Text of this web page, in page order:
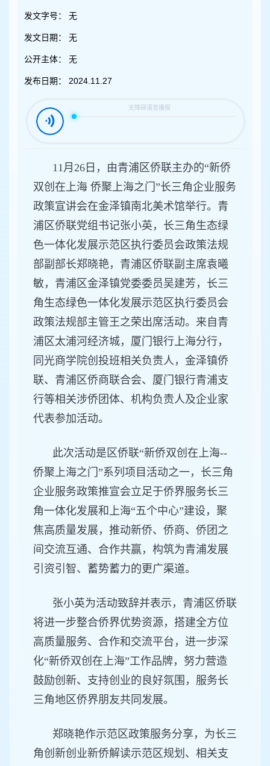
发文字号： 无
发文日期： 无
公开主体： 无
发布日期： 2024.11.27
11月26日，由青浦区侨联主办的“新侨
双创在上海 侨聚上海之门”长三角企业服务
政策宣讲会在金泽镇南北美术馆举行。青
浦区侨联党组书记张小英，长三角生态绿
色一体化发展示范区执行委员会政策法规
部副部长郑晓艳，青浦区侨联副主席袁曦
敏，青浦区金泽镇党委委员吴建芳，长三
角生态绿色一体化发展示范区执行委员会
政策法规部主管王之荣出席活动。来自青
浦区太浦河经济城，厦门银行上海分行，
同光商学院创投班相关负责人，金泽镇侨
联、青浦区侨商联合会、厦门银行青浦支
行等相关涉侨团体、机构负责人及企业家
代表参加活动。
此次活动是区侨联“新侨双创在上海--
侨聚上海之门”系列项目活动之一，长三角
企业服务政策推宣会立足于侨界服务长三
角一体化发展和上海“五个中心”建设，聚
焦高质量发展，推动新侨、侨商、侨团之
间交流互通、合作共赢，构筑为青浦发展
引资引智、蓄势蓄力的更广渠道。
张小英为活动致辞并表示，青浦区侨联
将进一步整合侨界优势资源，搭建全方位
高质量服务、合作和交流平台，进一步深
化“新侨双创在上海”工作品牌，努力营造
鼓励创新、支持创业的良好氛围，服务长
三角地区侨界朋友共同发展。
郑晓艳作示范区政策服务分享，为长三
角创新创业新侨解读示范区规划、相关支